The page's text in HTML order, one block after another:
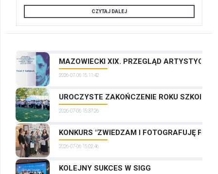
CZYTAJ DALEJ
MAZOWIECKI XIX. PRZEGLĄD
2026-07-06 15:11:42
UROCZYSTE ZAKOŃCZENIE ROKU
2026-07-06 15:37:26
KONKURS "ZWIEDZAM I FOTOGRAFUJĘ
2026-07-06 15:02:46
KOLEJNY SUKCES W SIGG